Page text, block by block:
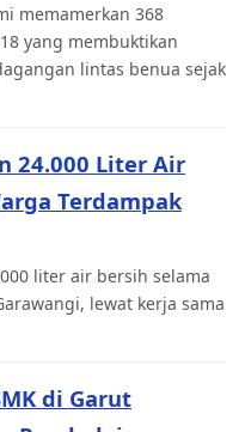
memamerkan 368
yang membuktikan
lintas benua sejak
24.000 Liter Air
Terdampak
liter air bersih selama
lewat kerja sama
di Garut